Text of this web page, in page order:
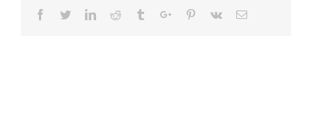
Facebook
TwitterLinkedinReddit TumblrGoogle+Pinterest
Vk Email